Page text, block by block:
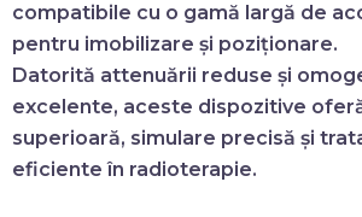
compatibile cu o gamă largă de
pentru imobilizare și poziționare.
Datorită attenuării reduse și
excelente, aceste dispozitive
superioară, simulare precisă și
eficiente în radioterapie.